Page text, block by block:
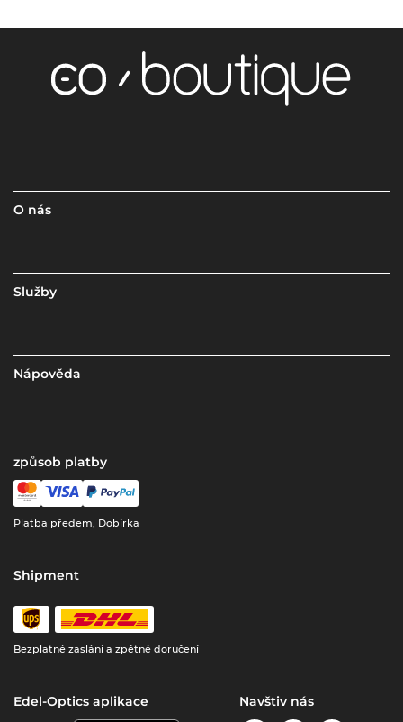
O nás
Služby
Nápověda
způsob platby
Platba předem, Dobírka
Shipment
Bezplatné zaslání a zpětné doručení
Edel-Optics aplikace Navštiv nás